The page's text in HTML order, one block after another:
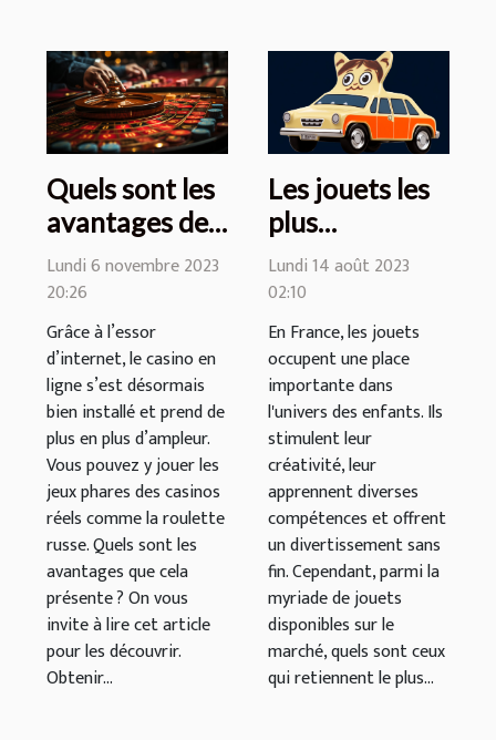
Quels sont les
avantages de
jouer à la
roulette russe
en ligne ?
Lundi 6 novembre 2023
20:26
Grâce à l’essor
d’internet, le casino en
ligne s’est désormais
bien installé et prend de
plus en plus d’ampleur.
Vous pouvez y jouer les
jeux phares des casinos
réels comme la roulette
russe. Quels sont les
avantages que cela
présente ? On vous
invite à lire cet article
pour les découvrir.
Obtenir...
Les jouets les
plus
populaires
pour les
enfants en
France
Lundi 14 août 2023
02:10
En France, les jouets
occupent une place
importante dans
l'univers des enfants. Ils
stimulent leur
créativité, leur
apprennent diverses
compétences et offrent
un divertissement sans
fin. Cependant, parmi la
myriade de jouets
disponibles sur le
marché, quels sont ceux
qui retiennent le plus...